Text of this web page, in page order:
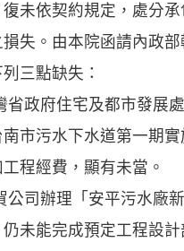
未依契約規定，處分
失。由本院函請內政部
三點缺失：
省政府住宅及都市發展
市污水下水道第一期
程經費，顯有未當。
公司辦理「安平污水廠
未能完成預定工程設